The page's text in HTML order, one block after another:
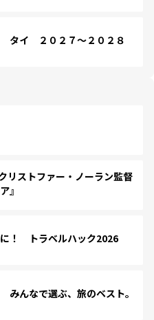
タイ ２０２７～２０２８
リストファー・ノーラン監督
』
！ トラベルハック2026
んなで選ぶ、旅のベスト。